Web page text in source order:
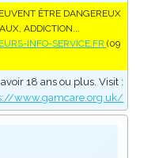
ÊTRE DANGEREUX
ADDICTION...
INFO-SERVICE.FR (09
18 ans ou plus. Visit :
www.gamcare.org.uk/